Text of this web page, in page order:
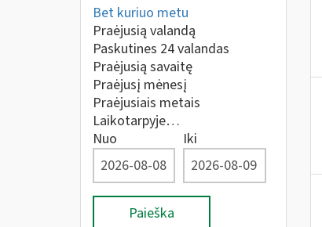
Bet kuriuo metu
Praėjusią valandą
Paskutines 24 valandas
Praėjusią savaitę
Praėjusį mėnesį
Praėjusiais metais
Laikotarpyje…
Nuo
Iki
Paieška